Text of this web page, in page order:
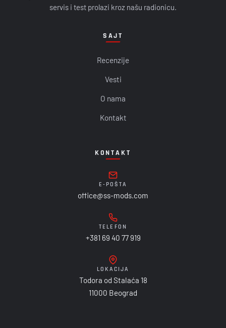
servis i test prolazi kroz našu radionicu.
SAJT
Recenzije
Vesti
O nama
Kontakt
KONTAKT
E-POŠTA
office@ss-mods.com
TELEFON
+381 69 40 77 919
LOKACIJA
Todora od Stalaća 18
11000 Beograd